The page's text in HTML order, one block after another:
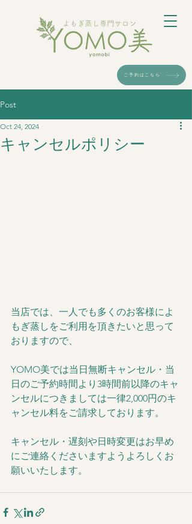
ご予約はこちら
Post
キャンセルポリシー
Oct 24, 2024
当店では、一人でも多くのお客様によ
もぎ蒸しをご利用を頂きたいと思って
おりますので、
YOMO美では当日無断キャンセル・当
日のご予約時間より3時間前以降のキャ
ンセルにつきましては一律2,000円のキ
ャンセル料をご請求しております。
キャンセル・遅刻や日時変更はお早め
にご連絡くださいますようよろしくお
願いいたします。